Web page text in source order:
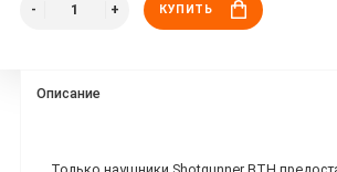
КУПИТЬ
Описание